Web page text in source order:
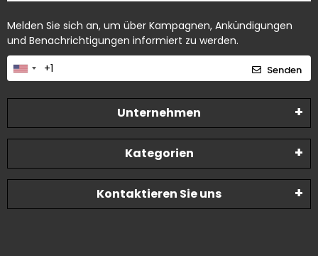
Melden Sie sich an, um über Kampagnen, Ankündigungen
und Benachrichtigungen informiert zu werden.
Senden
Unternehmen
Kategorien
Kontaktieren Sie uns